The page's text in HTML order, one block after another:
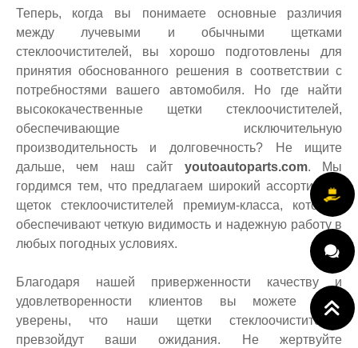
Теперь, когда вы понимаете основные различия
между лучевыми и обычными щетками
стеклоочистителей, вы хорошо подготовлены для
принятия обоснованного решения в соответствии с
потребностями вашего автомобиля. Но где найти
высококачественные щетки стеклоочистителей,
обеспечивающие исключительную
производительность и долговечность? Не ищите
дальше, чем наш сайт youtoautoparts.com. Мы
гордимся тем, что предлагаем широкий ассортимент
щеток стеклоочистителей премиум-класса, которые
обеспечивают четкую видимость и надежную работу в
любых погодных условиях.
Благодаря нашей приверженности качеству и
удовлетворенности клиентов вы можете быть
уверены, что наши щетки стеклоочистителей
превзойдут ваши ожидания. Не жертвуйте